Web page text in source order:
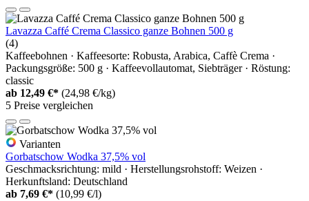
Lavazza Caffé Crema Classico ganze Bohnen 500 g
(4)
Kaffeebohnen · Kaffeesorte: Robusta, Arabica, Caffè Crema ·
Packungsgröße: 500 g · Kaffeevollautomat, Siebträger · Röstung:
classic
ab 12,49 €* (24,98 €/kg)
5 Preise vergleichen
Varianten
Gorbatschow Wodka 37,5% vol
Geschmacksrichtung: mild · Herstellungsrohstoff: Weizen ·
Herkunftsland: Deutschland
ab 7,69 €* (10,99 €/l)